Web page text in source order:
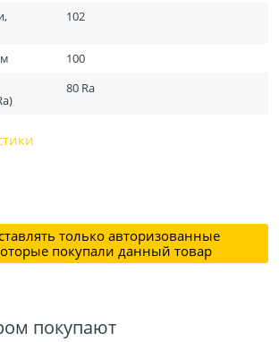
102
100
80 Ra
только авторизованные
покупали данный товар
покупают